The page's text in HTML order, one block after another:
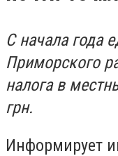
С начала года
Приморского
налога в
грн.
Информирует